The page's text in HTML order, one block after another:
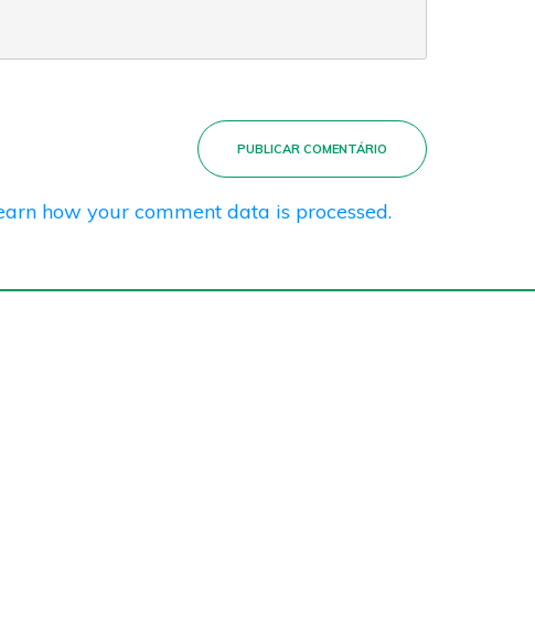
PUBLICAR COMENTÁRIO
how your comment data is processed.